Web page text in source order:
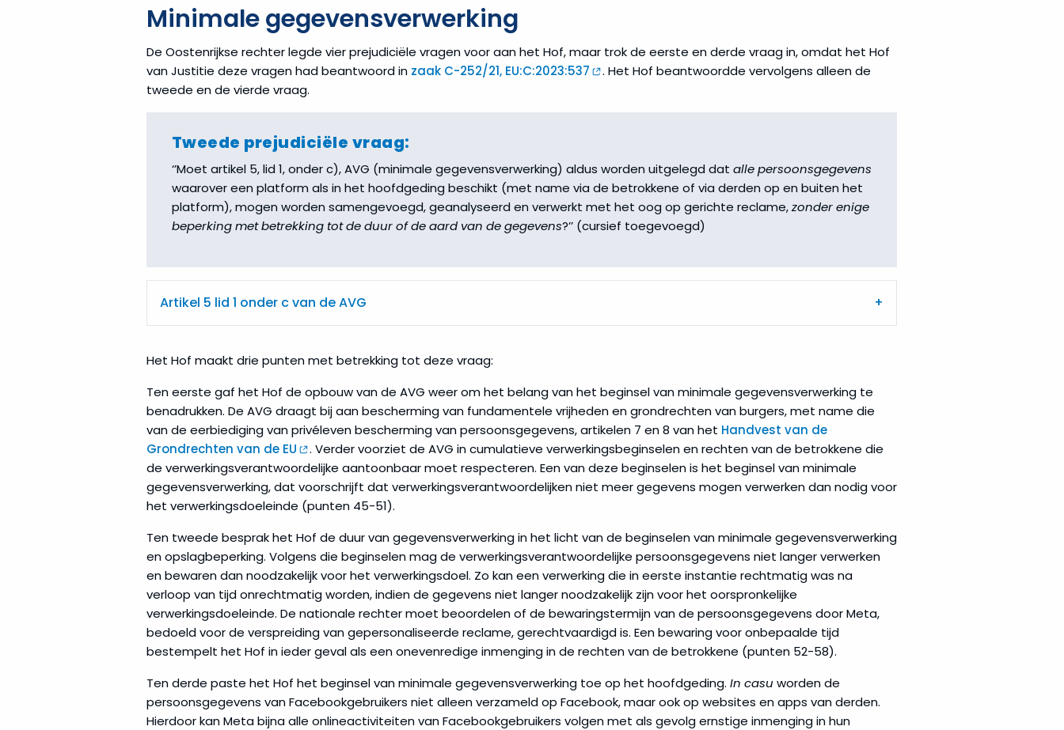
Minimale gegevensverwerking
De Oostenrijkse rechter legde vier prejudiciële vragen voor aan het Hof, maar trok de eerste en derde vraag in, omdat het Hof
van Justitie deze vragen had beantwoord in zaak C-252/21, EU:C:2023:537
. Het Hof beantwoordde vervolgens alleen de
tweede en de vierde vraag.
Tweede prejudiciële vraag:
‘’Moet artikel 5, lid 1, onder c), AVG (minimale gegevensverwerking) aldus worden uitgelegd dat alle persoonsgegevens
waarover een platform als in het hoofdgeding beschikt (met name via de betrokkene of via derden op en buiten het
platform), mogen worden samengevoegd, geanalyseerd en verwerkt met het oog op gerichte reclame,zonder enige
beperking met betrekking tot de duur of de aard van de gegevens?’’ (cursief toegevoegd)
Artikel 5 lid 1 onder c van de AVG
Het Hof maakt drie punten met betrekking tot deze vraag:
Ten eerste gaf het Hof de opbouw van de AVG weer om het belang van het beginsel van minimale gegevensverwerking te
benadrukken. De AVG draagt bij aan bescherming van fundamentele vrijheden en grondrechten van burgers, met name die
van de eerbiediging van privéleven bescherming van persoonsgegevens, artikelen 7 en 8 van het Handvest van de
Grondrechten van de EU
. Verder voorziet de AVG in cumulatieve verwerkingsbeginselen en rechten van de betrokkene die
de verwerkingsverantwoordelijke aantoonbaar moet respecteren. Een van deze beginselen is het beginsel van minimale
gegevensverwerking, dat voorschrijft dat verwerkingsverantwoordelijken niet meer gegevens mogen verwerken dan nodig voor
het verwerkingsdoeleinde (punten 45-51).
Ten tweede besprak het Hof de duur van gegevensverwerking in het licht van de beginselen van minimale gegevensverwerking
en opslagbeperking. Volgens die beginselen mag de verwerkingsverantwoordelijke persoonsgegevens niet langer verwerken
en bewaren dan noodzakelijk voor het verwerkingsdoel. Zo kan een verwerking die in eerste instantie rechtmatig was na
verloop van tijd onrechtmatig worden, indien de gegevens niet langer noodzakelijk zijn voor het oorspronkelijke
verwerkingsdoeleinde. De nationale rechter moet beoordelen of de bewaringstermijn van de persoonsgegevens door Meta,
bedoeld voor de verspreiding van gepersonaliseerde reclame, gerechtvaardigd is. Een bewaring voor onbepaalde tijd
bestempelt het Hof in ieder geval als een onevenredige inmenging in de rechten van de betrokkene (punten 52-58).
Ten derde paste het Hof het beginsel van minimale gegevensverwerking toe op het hoofdgeding. In casu worden de
persoonsgegevens van Facebookgebruikers niet alleen verzameld op Facebook, maar ook op websites en apps van derden.
Hierdoor kan Meta bijna alle onlineactiviteiten van Facebookgebruikers volgen met als gevolg ernstige inmenging in hun